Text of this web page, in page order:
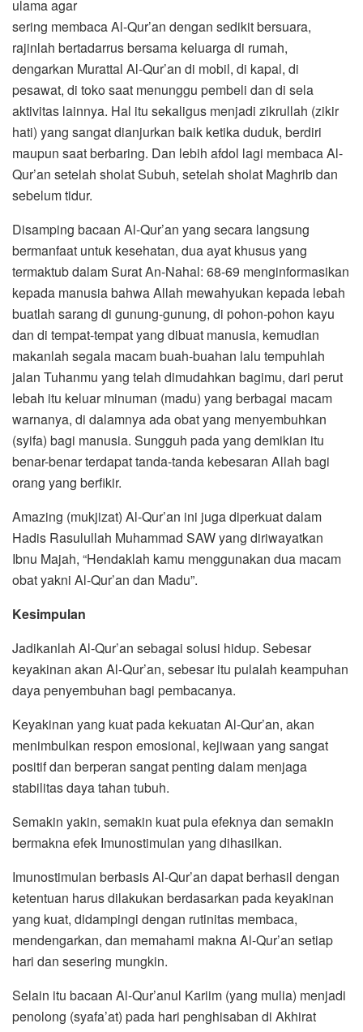
ulama agar
sering membaca Al-Qur’an dengan sedikit bersuara,
rajinlah bertadarrus bersama keluarga di rumah,
dengarkan Murattal Al-Qur’an di mobil, di kapal, di
pesawat, di toko saat menunggu pembeli dan di sela
aktivitas lainnya. Hal itu sekaligus menjadi zikrullah (zikir
hati) yang sangat dianjurkan baik ketika duduk, berdiri
maupun saat berbaring. Dan lebih afdol lagi membaca Al-
Qur’an setelah sholat Subuh, setelah sholat Maghrib dan
sebelum tidur.
Disamping bacaan Al-Qur’an yang secara langsung
bermanfaat untuk kesehatan, dua ayat khusus yang
termaktub dalam Surat An-Nahal: 68-69 menginformasikan
kepada manusia bahwa Allah mewahyukan kepada lebah
buatlah sarang di gunung-gunung, di pohon-pohon kayu
dan di tempat-tempat yang dibuat manusia, kemudian
makanlah segala macam buah-buahan lalu tempuhlah
jalan Tuhanmu yang telah dimudahkan bagimu, dari perut
lebah itu keluar minuman (madu) yang berbagai macam
warnanya, di dalamnya ada obat yang menyembuhkan
(syifa) bagi manusia. Sungguh pada yang demikian itu
benar-benar terdapat tanda-tanda kebesaran Allah bagi
orang yang berfikir.
Amazing (mukjizat) Al-Qur’an ini juga diperkuat dalam
Hadis Rasulullah Muhammad SAW yang diriwayatkan
Ibnu Majah, “Hendaklah kamu menggunakan dua macam
obat yakni Al-Qur’an dan Madu”.
Kesimpulan
Jadikanlah Al-Qur’an sebagai solusi hidup. Sebesar
keyakinan akan Al-Qur’an, sebesar itu pulalah keampuhan
daya penyembuhan bagi pembacanya.
Keyakinan yang kuat pada kekuatan Al-Qur’an, akan
menimbulkan respon emosional, kejiwaan yang sangat
positif dan berperan sangat penting dalam menjaga
stabilitas daya tahan tubuh.
Semakin yakin, semakin kuat pula efeknya dan semakin
bermakna efek Imunostimulan yang dihasilkan.
Imunostimulan berbasis Al-Qur’an dapat berhasil dengan
ketentuan harus dilakukan berdasarkan pada keyakinan
yang kuat, didampingi dengan rutinitas membaca,
mendengarkan, dan memahami makna Al-Qur’an setiap
hari dan sesering mungkin.
Selain itu bacaan Al-Qur’anul Kariim (yang mulia) menjadi
penolong (syafa’at) pada hari penghisaban di Akhirat